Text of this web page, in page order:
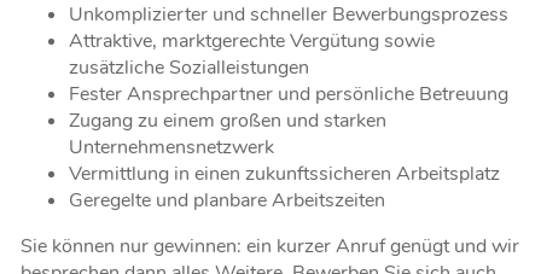
Unkomplizierter und schneller Bewerbungsprozess
Attraktive, marktgerechte Vergütung sowie
zusätzliche Sozialleistungen
Fester Ansprechpartner und persönliche Betreuung
Zugang zu einem großen und starken
Unternehmensnetzwerk
Vermittlung in einen zukunftssicheren Arbeitsplatz
Geregelte und planbare Arbeitszeiten
Sie können nur gewinnen: ein kurzer Anruf genügt und wir